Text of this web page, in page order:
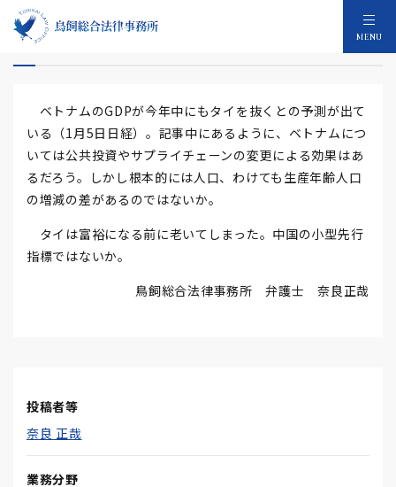
MENU
ベトナムのGDPタイを抜く
ベトナムのGDPが今年中にもタイを抜くとの予測が出て
いる（1月5日日経）。記事中にあるように、ベトナムにつ
いては公共投資やサプライチェーンの変更による効果はあ
るだろう。しかし根本的には人口、わけても生産年齢人口
の増減の差があるのではないか。
タイは富裕になる前に老いてしまった。中国の小型先行
指標ではないか。
鳥飼総合法律事務所 弁護士 奈良正哉
投稿者等
奈良 正哉
業務分野